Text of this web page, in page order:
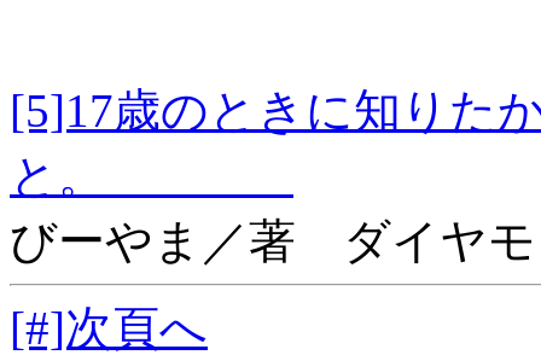
[5]17歳のときに知りた
と。
びーやま／著 ダイヤ
[#]次頁へ